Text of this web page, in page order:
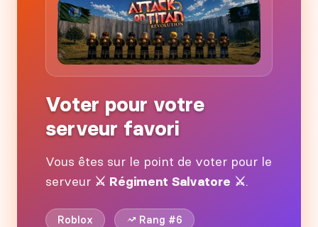
Voter pour votre
serveur favori
Vous êtes sur le point de voter pour le
serveur ⚔ Régiment Salvatore ⚔.
Roblox Rang #6